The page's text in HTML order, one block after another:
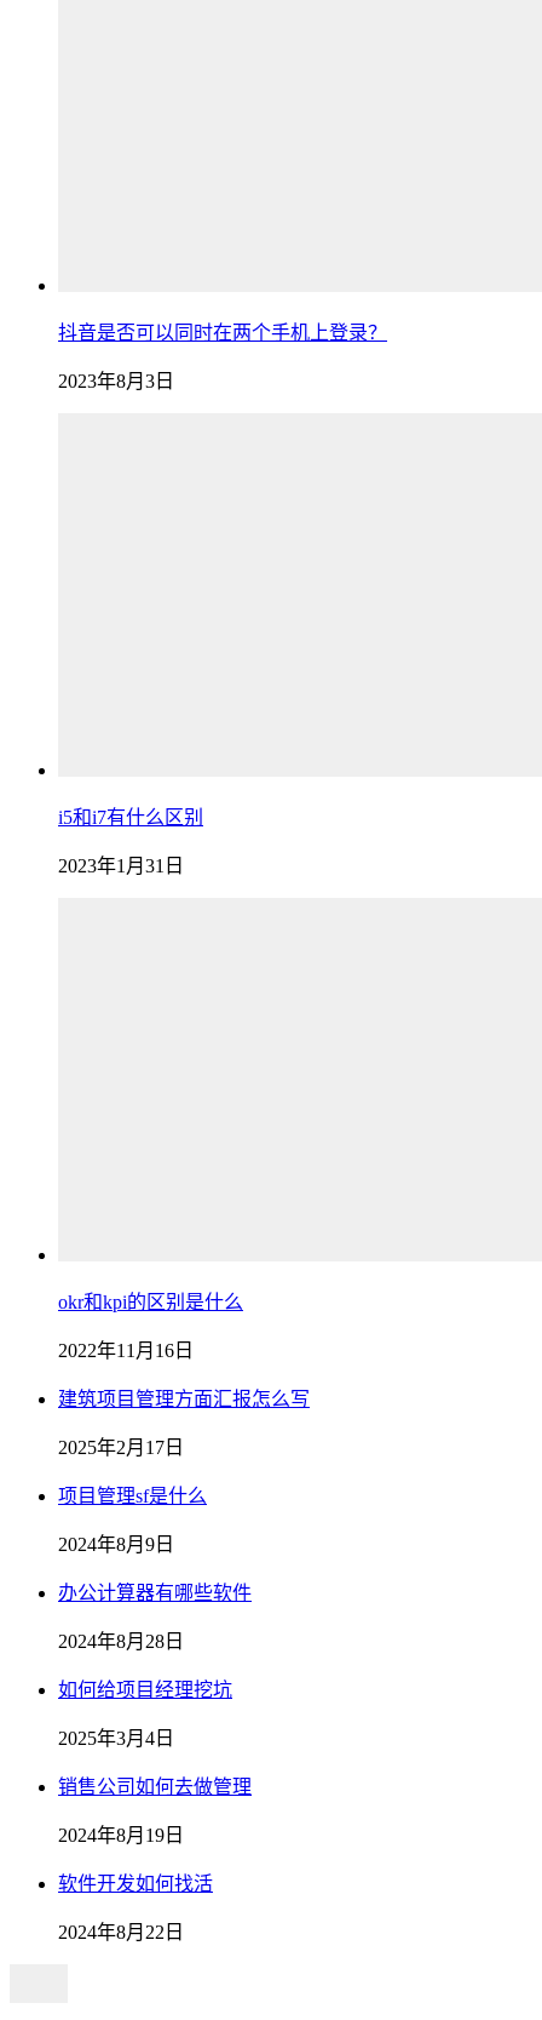
抖音是否可以同时在两个手机上登录？
2023年8月3日
i5和i7有什么区别
2023年1月31日
okr和kpi的区别是什么
2022年11月16日
建筑项目管理方面汇报怎么写
2025年2月17日
项目管理sf是什么
2024年8月9日
办公计算器有哪些软件
2024年8月28日
如何给项目经理挖坑
2025年3月4日
销售公司如何去做管理
2024年8月19日
软件开发如何找活
2024年8月22日